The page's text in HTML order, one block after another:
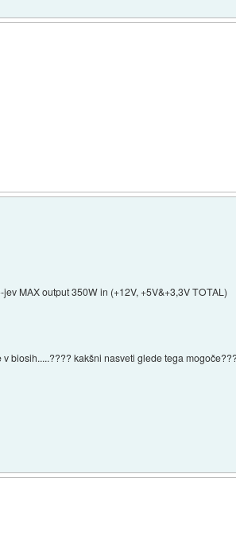
MAX output 350W in (+12V, +5V&+3,3V TOTAL)
biosih.....???? kakšni nasveti glede tega mogoče???